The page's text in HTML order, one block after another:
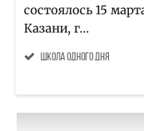
состоялось 15
Казани, г...
Школа одного дня